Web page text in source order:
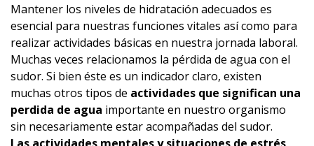
Mantener los niveles de hidratación adecuados es
esencial para nuestras funciones vitales así como para
realizar actividades básicas en nuestra jornada laboral.
Muchas veces relacionamos la pérdida de agua con el
sudor. Si bien éste es un indicador claro, existen
muchas otros tipos de actividades que significan una
perdida de agua importante en nuestro organismo
sin necesariamente estar acompañadas del sudor.